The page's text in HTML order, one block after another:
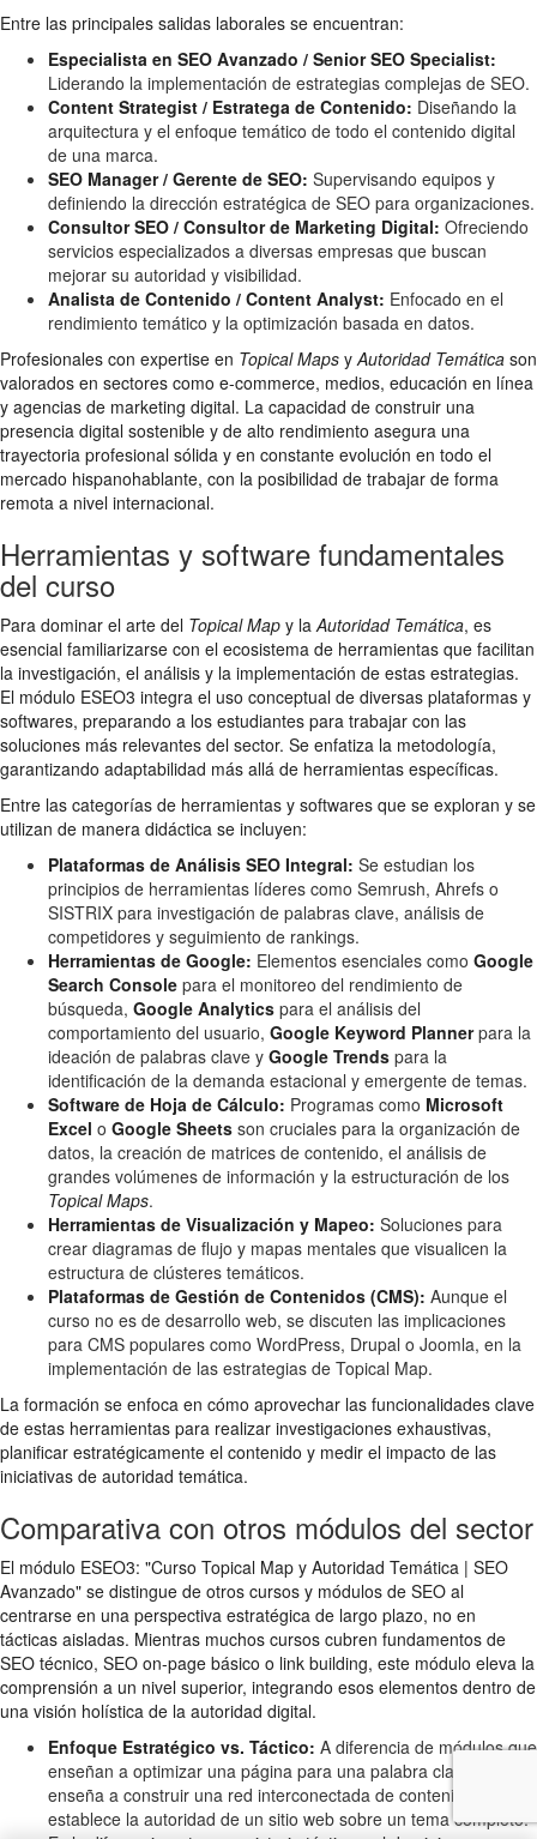
Entre las principales salidas laborales se encuentran:
Especialista en SEO Avanzado / Senior SEO Specialist:
Liderando la implementación de estrategias complejas de SEO.
Content Strategist / Estratega de Contenido: Diseñando la
arquitectura y el enfoque temático de todo el contenido digital
de una marca.
SEO Manager / Gerente de SEO: Supervisando equipos y
definiendo la dirección estratégica de SEO para organizaciones.
Consultor SEO / Consultor de Marketing Digital: Ofreciendo
servicios especializados a diversas empresas que buscan
mejorar su autoridad y visibilidad.
Analista de Contenido / Content Analyst: Enfocado en el
rendimiento temático y la optimización basada en datos.
Profesionales con expertise en Topical Maps y Autoridad Temática son
valorados en sectores como e-commerce, medios, educación en línea
y agencias de marketing digital. La capacidad de construir una
presencia digital sostenible y de alto rendimiento asegura una
trayectoria profesional sólida y en constante evolución en todo el
mercado hispanohablante, con la posibilidad de trabajar de forma
remota a nivel internacional.
Herramientas y software fundamentales
del curso
Para dominar el arte del Topical Map y la Autoridad Temática, es
esencial familiarizarse con el ecosistema de herramientas que facilitan
la investigación, el análisis y la implementación de estas estrategias.
El módulo ESEO3 integra el uso conceptual de diversas plataformas y
softwares, preparando a los estudiantes para trabajar con las
soluciones más relevantes del sector. Se enfatiza la metodología,
garantizando adaptabilidad más allá de herramientas específicas.
Entre las categorías de herramientas y softwares que se exploran y se
utilizan de manera didáctica se incluyen:
Plataformas de Análisis SEO Integral: Se estudian los
principios de herramientas líderes como Semrush, Ahrefs o
SISTRIX para investigación de palabras clave, análisis de
competidores y seguimiento de rankings.
Herramientas de Google: Elementos esenciales como Google
Search Console para el monitoreo del rendimiento de
búsqueda, Google Analytics para el análisis del
comportamiento del usuario, Google Keyword Plannerpara la
ideación de palabras clave y Google Trends para la
identificación de la demanda estacional y emergente de temas.
Software de Hoja de Cálculo: Programas como Microsoft
Excel o Google Sheets son cruciales para la organización de
datos, la creación de matrices de contenido, el análisis de
grandes volúmenes de información y la estructuración de los
Topical Maps.
Herramientas de Visualización y Mapeo: Soluciones para
crear diagramas de flujo y mapas mentales que visualicen la
estructura de clústeres temáticos.
Plataformas de Gestión de Contenidos (CMS): Aunque el
curso no es de desarrollo web, se discuten las implicaciones
para CMS populares como WordPress, Drupal o Joomla, en la
implementación de las estrategias de Topical Map.
La formación se enfoca en cómo aprovechar las funcionalidades clave
de estas herramientas para realizar investigaciones exhaustivas,
planificar estratégicamente el contenido y medir el impacto de las
iniciativas de autoridad temática.
Comparativa con otros módulos del sector
El módulo ESEO3: "Curso Topical Map y Autoridad Temática | SEO
Avanzado" se distingue de otros cursos y módulos de SEO al
centrarse en una perspectiva estratégica de largo plazo, no en
tácticas aisladas. Mientras muchos cursos cubren fundamentos de
SEO técnico, SEO on-page básico o link building, este módulo eleva la
comprensión a un nivel superior, integrando esos elementos dentro de
una visión holística de la autoridad digital.
Enfoque Estratégico vs. Táctico: A diferencia de módulos que
enseñan a optimizar una página para una palabra clave, ESEO3
enseña a construir una red interconectada de contenido que
establece la autoridad de un sitio web sobre un tema completo.